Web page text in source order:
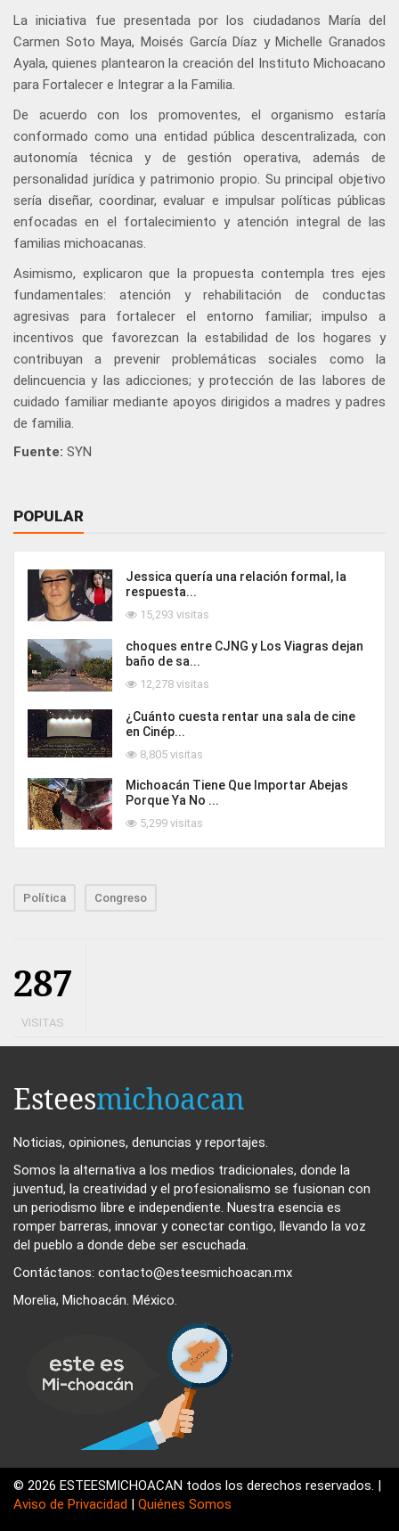
La iniciativa fue presentada por los ciudadanos María del
Carmen Soto Maya, Moisés García Díaz y Michelle Granados
Ayala, quienes plantearon la creación del Instituto Michoacano
para Fortalecer e Integrar a la Familia.
De acuerdo con los promoventes, el organismo estaría
conformado como una entidad pública descentralizada, con
autonomía técnica y de gestión operativa, además de
personalidad jurídica y patrimonio propio. Su principal objetivo
sería diseñar, coordinar, evaluar e impulsar políticas públicas
enfocadas en el fortalecimiento y atención integral de las
familias michoacanas.
Asimismo, explicaron que la propuesta contempla tres ejes
fundamentales: atención y rehabilitación de conductas
agresivas para fortalecer el entorno familiar; impulso a
incentivos que favorezcan la estabilidad de los hogares y
contribuyan a prevenir problemáticas sociales como la
delincuencia y las adicciones; y protección de las labores de
cuidado familiar mediante apoyos dirigidos a madres y padres
de familia.
Fuente: SYN
POPULAR
Jessica quería una relación formal, la
respuesta...
15,293 visitas
choques entre CJNG y Los Viagras dejan
baño de sa...
12,278 visitas
¿Cuánto cuesta rentar una sala de cine
en Cinép...
8,805 visitas
Michoacán Tiene Que Importar Abejas
Porque Ya No ...
5,299 visitas
Política Congreso
287
VISITAS
Esteesmichoacan
Noticias, opiniones, denuncias y reportajes.
Somos la alternativa a los medios tradicionales, donde la
juventud, la creatividad y el profesionalismo se fusionan con
un periodismo libre e independiente. Nuestra esencia es
romper barreras, innovar y conectar contigo, llevando la voz
del pueblo a donde debe ser escuchada.
Contáctanos: contacto@esteesmichoacan.mx
Morelia, Michoacán. México.
© 2026 ESTEESMICHOACAN todos los derechos reservados. |
Aviso de Privacidad | Quiénes Somos